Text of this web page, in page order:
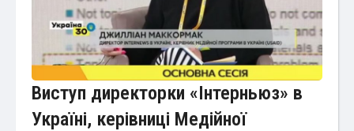
Виступ директорки «Інтерньюз» в
Україні, керівниці Медійної